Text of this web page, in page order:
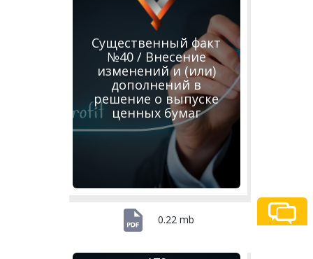
Существенный факт
№40 / Внесение
изменений и (или)
дополнений в
решение о выпуске
ценных бумаг
0.22 mb